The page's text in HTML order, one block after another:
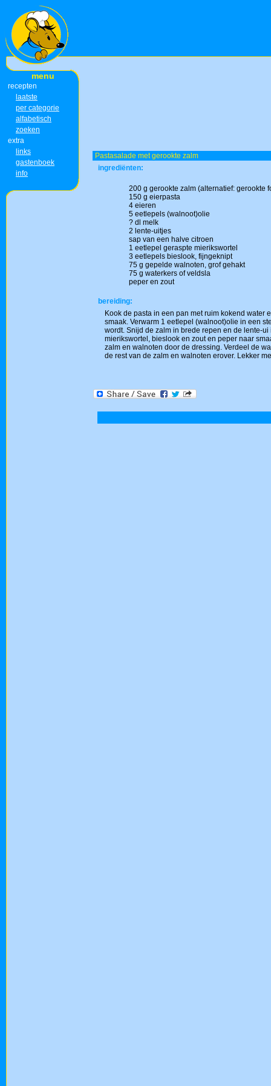
menu
recepten
laatste
per categorie
alfabetisch
zoeken
extra
links
gastenboek
info
Pastasalade met gerookte zalm
ingrediënten:
200 g gerookte zalm (alternatief: gerookte
150 g eierpasta
4 eieren
5 eetlepels (walnoot)olie
? dl melk
2 lente-uitjes
sap van een halve citroen
1 eetlepel geraspte mierikswortel
3 eetlepels bieslook, fijngeknipt
75 g gepelde walnoten, grof gehakt
75 g waterkers of veldsla
peper en zout
bereiding:
Kook de pasta in een pan met ruim kokend water
smaak. Verwarm 1 eetlepel (walnoot)olie in een
wordt. Snijd de zalm in brede repen en de lente-
mierikswortel, bieslook en zout en peper naar
zalm en walnoten door de dressing. Verdeel de
de rest van de zalm en walnoten erover. Lekker